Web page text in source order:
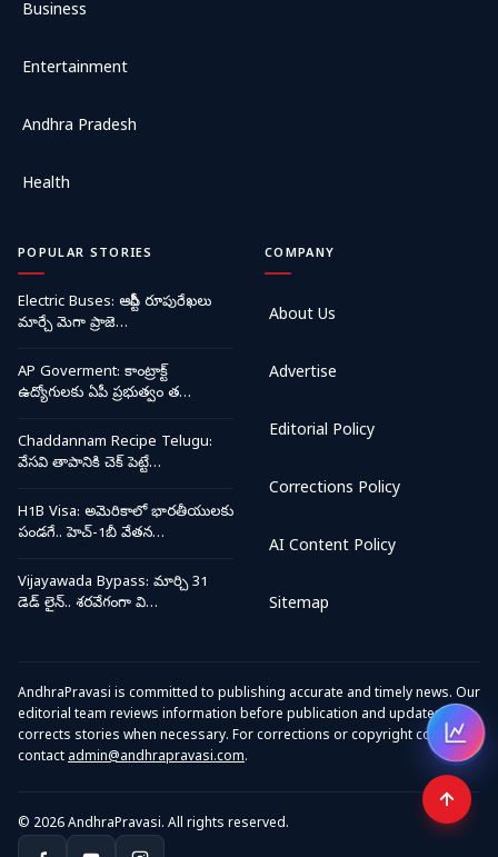
Business
Entertainment
Andhra Pradesh
Health
POPULAR STORIES
Electric Buses: ఆర్టీసీ రూపురేఖలు
మార్చే మెగా ప్రాజె…
AP Goverment: కాంట్రాక్ట్
ఉద్యోగులకు ఏపీ ప్రభుత్వం త…
Chaddannam Recipe Telugu:
వేసవి తాపానికి చెక్ పెట్టే…
H1B Visa: అమెరికాలో భారతీయులకు
పండగే.. హెచ్-1బీ వేతన…
Vijayawada Bypass: మార్చి 31
డెడ్ లైన్.. శరవేగంగా వి…
COMPANY
About Us
Advertise
Editorial Policy
Corrections Policy
AI Content Policy
Sitemap
AndhraPravasi is committed to publishing accurate and timely news. Our
editorial team reviews information before publication and updates or
corrects stories when necessary. For corrections or copyright concerns,
contactadmin@andhrapravasi.com.
© 2026 AndhraPravasi. All rights reserved.